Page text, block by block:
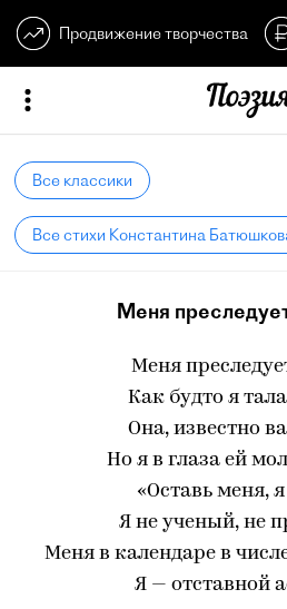
Продвижение творчества
Все классики
Все стихи Константина
Меня
Меня
Как будто я
Она, известно
Но я в глаза ей
«Оставь меня,
Я не ученый, не
Меня в календаре в
Я — отставной